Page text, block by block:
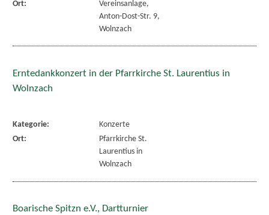
Ort:
Vereinsanlage,
Anton-Dost-Str. 9,
Wolnzach
Erntedankkonzert in der Pfarrkirche St. Laurentius in
Wolnzach
Kategorie:
Konzerte
Ort:
Pfarrkirche St.
Laurentius in
Wolnzach
Boarische Spitzn e.V., Dartturnier